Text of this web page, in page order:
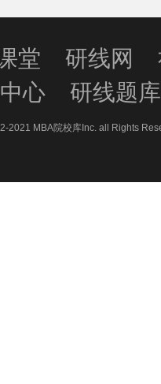
堂 研线网
中心
研线题库
2021 MBA院校库Inc. all Rights